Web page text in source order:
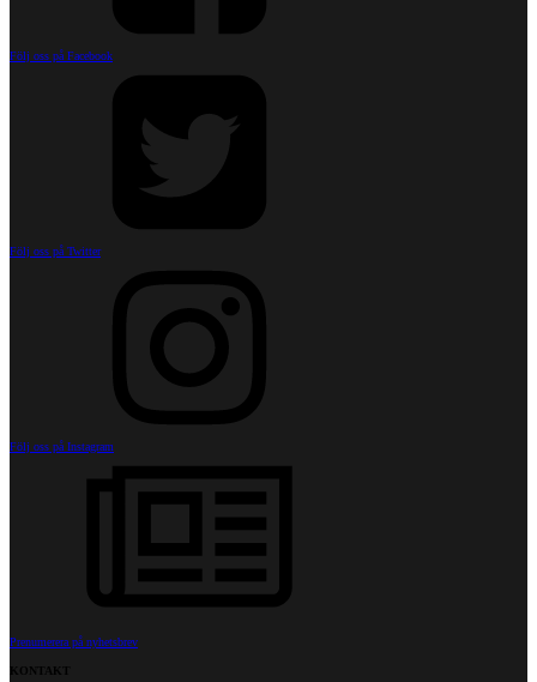
Följ oss på Facebook
Följ oss på Twitter
Följ oss på Instagram
Prenumerera på nyhetsbrev
KONTAKT